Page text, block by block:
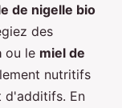
de nigelle bio
des
ou le miel de
nutritifs
d'additifs. En